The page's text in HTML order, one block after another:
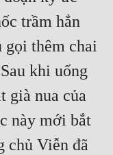
trầm hẳn
gọi thêm chai
khi uống
già nua của
này mới bắt
chủ Viễn đã